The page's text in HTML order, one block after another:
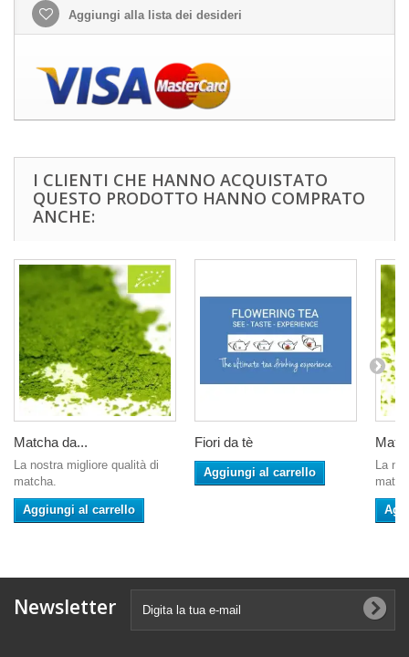
Aggiungi alla lista dei desideri
I CLIENTI CHE HANNO ACQUISTATO
QUESTO PRODOTTO HANNO COMPRATO
ANCHE:
Matcha da...
La nostra migliore qualità di
matcha.
Aggiungi al carrello
Fiori da tè
Aggiungi al carrello
La
Newsletter